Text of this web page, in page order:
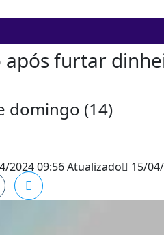
furtar
domingo (14)
2024 09:56Atualizado 15/